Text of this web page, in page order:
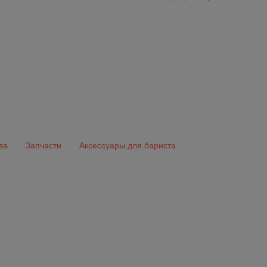
Запчасти Аксессуары для бариста